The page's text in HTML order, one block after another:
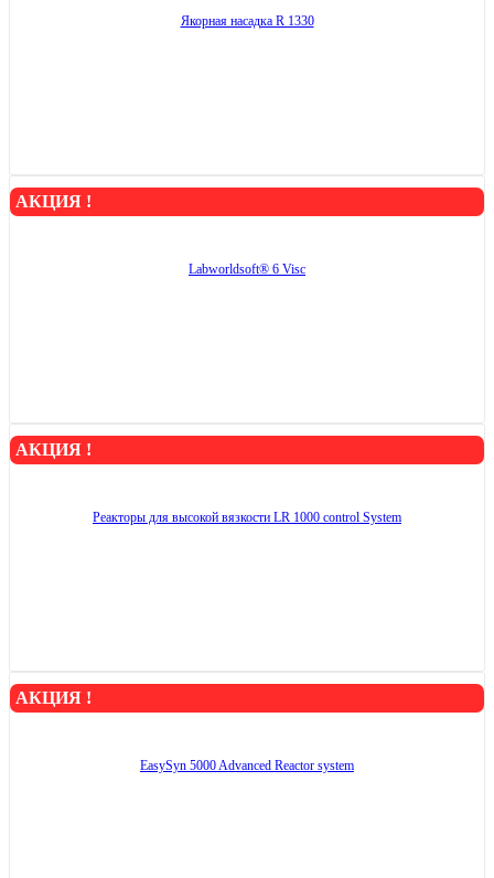
Якорная насадка R 1330
АКЦИЯ !
Labworldsoft® 6 Visc
АКЦИЯ !
Реакторы для высокой вязкости LR 1000 control System
АКЦИЯ !
EasySyn 5000 Advanced Reactor system